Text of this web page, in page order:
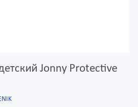
Jonny Protective